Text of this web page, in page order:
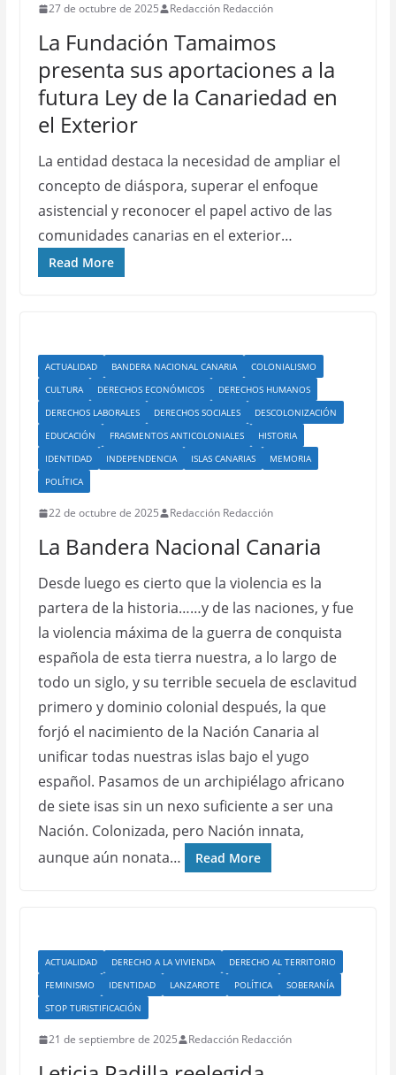
27 de octubre de 2025 Redacción Redacción
La Fundación Tamaimos
presenta sus aportaciones a la
futura Ley de la Canariedad en
el Exterior
La entidad destaca la necesidad de ampliar el
concepto de diáspora, superar el enfoque
asistencial y reconocer el papel activo de las
comunidades canarias en el exterior…
Read More
ACTUALIDAD BANDERA NACIONAL CANARIA
COLONIALISMO
CULTURA
DERECHOS ECONÓMICOS
DERECHOS HUMANOS
DERECHOS LABORALES
DERECHOS SOCIALES
DESCOLONIZACIÓN
EDUCACIÓN
FRAGMENTOS ANTICOLONIALES
HISTORIA
IDENTIDAD
INDEPENDENCIA ISLAS CANARIAS
MEMORIA
POLÍTICA
22 de octubre de 2025 Redacción Redacción
La Bandera Nacional Canaria
Desde luego es cierto que la violencia es la
partera de la historia……y de las naciones, y fue
la violencia máxima de la guerra de conquista
española de esta tierra nuestra, a lo largo de
todo un siglo, y su terrible secuela de esclavitud
primero y dominio colonial después, la que
forjó el nacimiento de la Nación Canaria al
unificar todas nuestras islas bajo el yugo
español. Pasamos de un archipiélago africano
de siete isas sin un nexo suficiente a ser una
Nación. Colonizada, pero Nación innata,
aunque aún nonata…
Read More
ACTUALIDAD DERECHO A LA VIVIENDA
DERECHO AL TERRITORIO
FEMINISMO
IDENTIDAD LANZAROTE POLÍTICA
SOBERANÍA
STOP TURISTIFICACIÓN
21 de septiembre de 2025 Redacción Redacción